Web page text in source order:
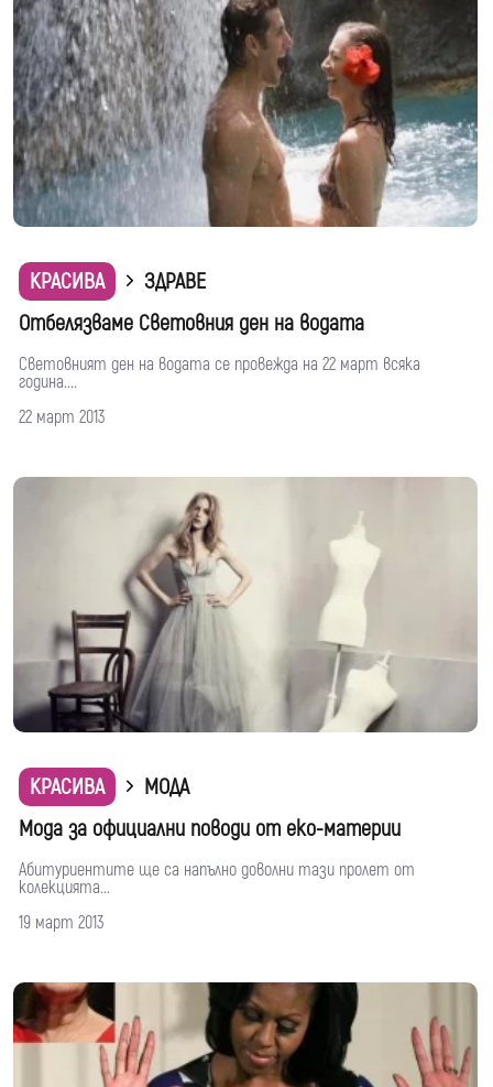
КРАСИВА
ЗДРАВЕ
Отбелязваме Световния ден на водата
Световният ден на водата се провежда на 22 март всяка
година....
22 март 2013
КРАСИВА
МОДА
Мода за официални поводи от еко-материи
Абитуриентите ще са напълно доволни тази пролет от
колекцията...
19 март 2013